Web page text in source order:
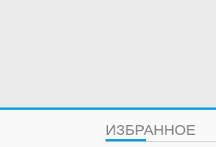
ИЗБРАННОЕ